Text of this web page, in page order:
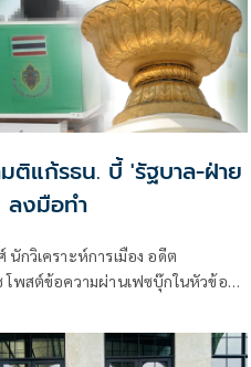
ติแก้รธน. บี้ 'รัฐบาล-ฝ่าย
งมือทำ
นักวิเคราะห์การเมือง อดีต
โพสต์ข้อความผ่านเฟซบุ๊กในหัวข้อ